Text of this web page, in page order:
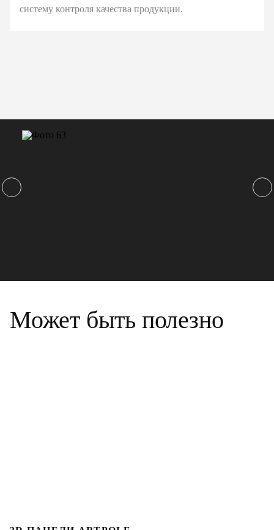
систему контроля качества продукции.
Может быть полезно